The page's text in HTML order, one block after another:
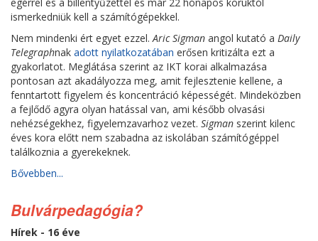
ismerkedniük kell a számítógépekkel.
Nem mindenki ért egyet ezzel.Aric Sigman angol kutató a Daily
Telegraphnak adott nyilatkozatában erősen kritizálta ezt a
gyakorlatot. Meglátása szerint az IKT korai alkalmazása
pontosan azt akadályozza meg, amit fejlesztenie kellene, a
fenntartott figyelem és koncentráció képességét. Mindeközben
a fejlődő agyra olyan hatással van, ami később olvasási
nehézségekhez, figyelemzavarhoz vezet. Sigman szerint kilenc
éves kora előtt nem szabadna az iskolában számítógéppel
találkoznia a gyerekeknek.
Bővebben...
Bulvárpedagógia?
Hírek - 16 éve